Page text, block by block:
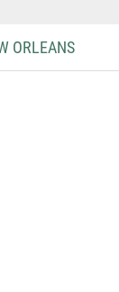
ORLEANS